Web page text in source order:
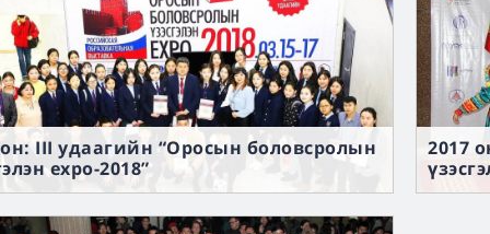
он: III удаагийн “Оросын боловсролын
expo-2018”
2017